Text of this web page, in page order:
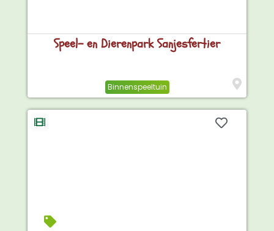
Speel- en Dierenpark Sanjesfertier
Binnenspeeltuin